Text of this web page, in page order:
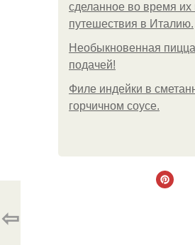
сделанное во время их
путешествия в Италию.
Необыкновенная
подачей!
Филе индейки в
горчичном соусе.
⇦